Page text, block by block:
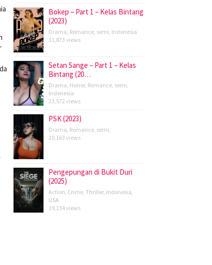
Bokep – Part 1 – Kelas Bintang
(2023)
Drama, Romance, semi, Indonesia
31,873 views
Setan Sange – Part 1 – Kelas
Bintang (20…
Drama, Horror, Romance, semi,
Indonesia
23,572 views
PSK (2023)
Drama, Romance, semi,
20,163 views
Pengepungan di Bukit Duri
(2025)
Action, Crime, Thriller, Indonesia,
USA
19,134 views